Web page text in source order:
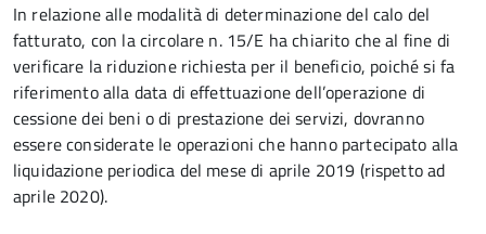
In relazione alle modalità di determinazione del calo del
fatturato, con la circolare n. 15/E ha chiarito che al fine di
verificare la riduzione richiesta per il beneficio, poiché si fa
riferimento alla data di effettuazione dell’operazione di
cessione dei beni o di prestazione dei servizi, dovranno
essere considerate le operazioni che hanno partecipato alla
liquidazione periodica del mese di aprile 2019 (rispetto ad
aprile 2020).